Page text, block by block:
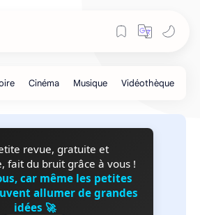
revue, gratuite et
fait du bruit grâce à vous !
car même les petites
allumer de grandes
idées 🚀